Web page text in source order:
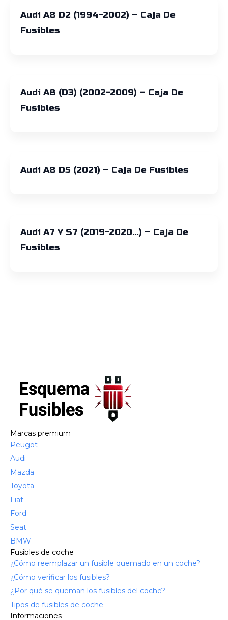
Audi A8 D2 (1994-2002) – Caja De
Fusibles
Audi A8 (D3) (2002-2009) – Caja De
Fusibles
Audi A8 D5 (2021) – Caja De Fusibles
Audi A7 Y S7 (2019-2020…) – Caja De
Fusibles
Marcas premium
Peugot
Audi
Mazda
Toyota
Fiat
Ford
Seat
BMW
Fusibles de coche
¿Cómo reemplazar un fusible quemado en un coche?
¿Cómo verificar los fusibles?
¿Por qué se queman los fusibles del coche?
Tipos de fusibles de coche
Informaciones